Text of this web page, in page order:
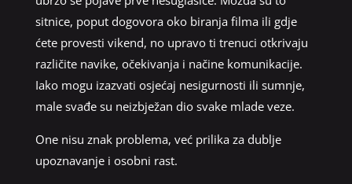
sitnice, poput dogovora oko biranja filma ili gdje
ćete provesti vikend, no upravo ti trenuci otkrivaju
različite navike, očekivanja i načine komunikacije.
Iako mogu izazvati osjećaj nesigurnosti ili sumnje,
male svađe su neizbježan dio svake mlade veze.
One nisu znak problema, već prilika za dublje
upoznavanje i osobni rast.